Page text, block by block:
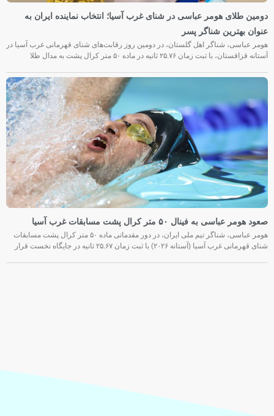
دومین طلای هومر عباسی در شنای غرب آسیا؛ انتخاب نماینده ایران به
عنوان بهترین شناگر پسر
هومر عباسی، شناگر اهل گلستان، در دومین روز رقابت‌های شنای قهرمانی غرب آسیا در
آستانه قزاقستان، با ثبت زمان ۲۵.۷۶ ثانیه در ماده ۵۰ متر کرال پشت به مدال طلا
صعود هومر عباسی به فینال ۵۰ متر کرال پشت مسابقات غرب آسیا
هومر عباسی، شناگر تیم ملی ایران، در دور مقدماتی ماده ۵۰ متر کرال پشت مسابقات
شنای قهرمانی غرب آسیا (آستانه ۲۰۲۶) با ثبت زمان ۲۵.۶۷ ثانیه در جایگاه نخست قرار